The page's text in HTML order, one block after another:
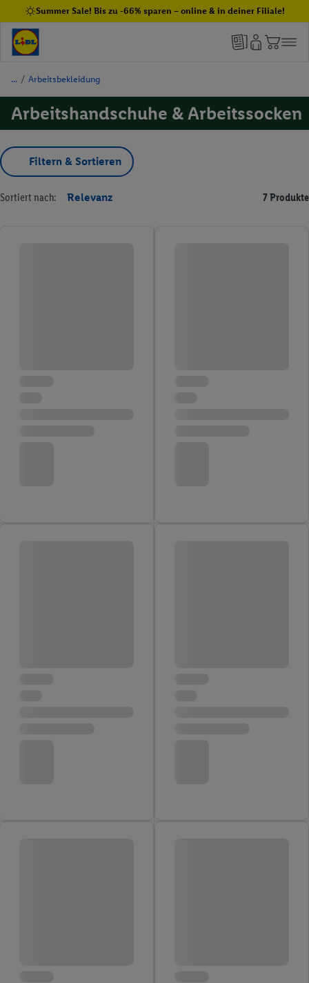
Summer Sale! Bis zu -66% sparen – online & in deiner Filiale!
/ Arbeitsbekleidung
Arbeitshandschuhe & Arbeitssocken
Filtern & Sortieren
Sortiert nach: Relevanz 7 Produkte